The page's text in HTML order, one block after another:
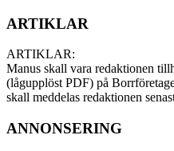
ARTIKLAR
ARTIKLAR:
Manus skall vara redaktionen
(lågupplöst PDF) på
skall meddelas redaktionen
ANNONSERING